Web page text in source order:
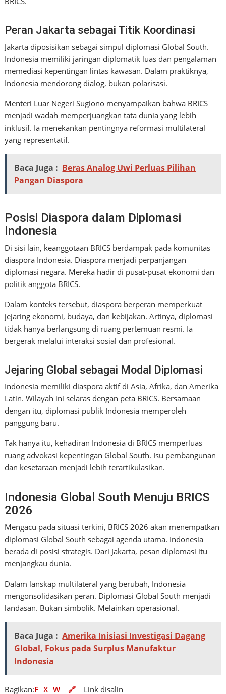
Peran Jakarta sebagai Titik Koordinasi
Jakarta diposisikan sebagai simpul diplomasi Global South.
Indonesia memiliki jaringan diplomatik luas dan pengalaman
memediasi kepentingan lintas kawasan. Dalam praktiknya,
Indonesia mendorong dialog, bukan polarisasi.
Menteri Luar Negeri Sugiono menyampaikan bahwa BRICS
menjadi wadah memperjuangkan tata dunia yang lebih
inklusif. Ia menekankan pentingnya reformasi multilateral
yang representatif.
Baca Juga : Beras Analog Uwi Perluas Pilihan
Pangan Diaspora
Posisi Diaspora dalam Diplomasi
Indonesia
Di sisi lain, keanggotaan BRICS berdampak pada komunitas
diaspora Indonesia. Diaspora menjadi perpanjangan
diplomasi negara. Mereka hadir di pusat-pusat ekonomi dan
politik anggota BRICS.
Dalam konteks tersebut, diaspora berperan memperkuat
jejaring ekonomi, budaya, dan kebijakan. Artinya, diplomasi
tidak hanya berlangsung di ruang pertemuan resmi. Ia
bergerak melalui interaksi sosial dan profesional.
Jejaring Global sebagai Modal Diplomasi
Indonesia memiliki diaspora aktif di Asia, Afrika, dan Amerika
Latin. Wilayah ini selaras dengan peta BRICS. Bersamaan
dengan itu, diplomasi publik Indonesia memperoleh
panggung baru.
Tak hanya itu, kehadiran Indonesia di BRICS memperluas
ruang advokasi kepentingan Global South. Isu pembangunan
dan kesetaraan menjadi lebih terartikulasikan.
Indonesia Global South Menuju BRICS
2026
Mengacu pada situasi terkini, BRICS 2026 akan menempatkan
diplomasi Global South sebagai agenda utama. Indonesia
berada di posisi strategis. Dari Jakarta, pesan diplomasi itu
menjangkau dunia.
Dalam lanskap multilateral yang berubah, Indonesia
mengonsolidasikan peran. Diplomasi Global South menjadi
landasan. Bukan simbolik. Melainkan operasional.
Baca Juga : Amerika Inisiasi Investigasi Dagang
Global, Fokus pada Surplus Manufaktur
Indonesia
Bagikan:F X W 🔗 Link disalin